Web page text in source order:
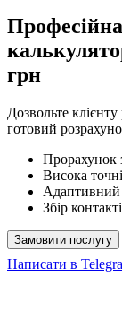
грн
Дозвольте
готовий
Прорахунок
Висока
Адаптивний
Збір
Замовити послугу
Написати в